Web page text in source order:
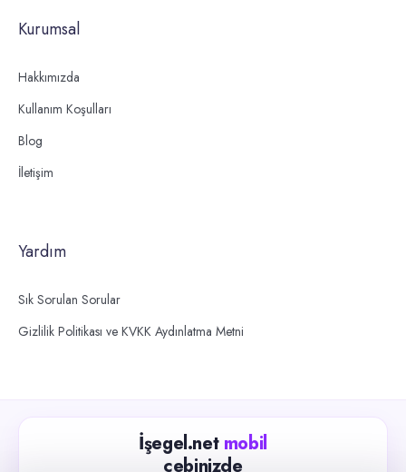
Kurumsal
Hakkımızda
Kullanım Koşulları
Blog
İletişim
Yardım
Sık Sorulan Sorular
Gizlilik Politikası ve KVKK Aydınlatma Metni
İşegel.net mobil
cebinizde